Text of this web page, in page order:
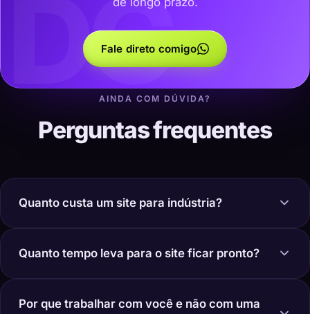
DC
Fale direto comigo
AINDA COM DÚVIDA?
Perguntas frequentes
Quanto custa um site para indústria?
Quanto tempo leva para o site ficar pronto?
Por que trabalhar com você e não com uma